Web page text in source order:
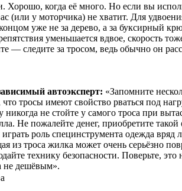
Хорошо, когда её много. Но если вы
(или у моторчика) не хватит. Для
уже не за дерево, а за буксирный
уменьшается вдвое, скорость
— следите за тросом, ведь обычно он
автоэксперт: «Запомните
тросы имеют свойство рваться под
никогда не стойте у самого троса при
Не пожалейте денег, приобретите
роль специнструмента одежда
из троса жилка может очень серьёзно
технику безопасности. Поверьте,
не дешёвым».